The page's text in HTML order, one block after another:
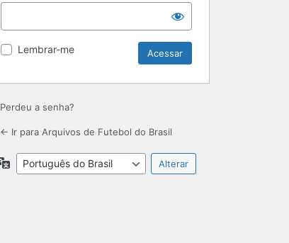
Lembrar-me
Perdeu a senha?
← Ir para Arquivos de Futebol do Brasil
Idioma